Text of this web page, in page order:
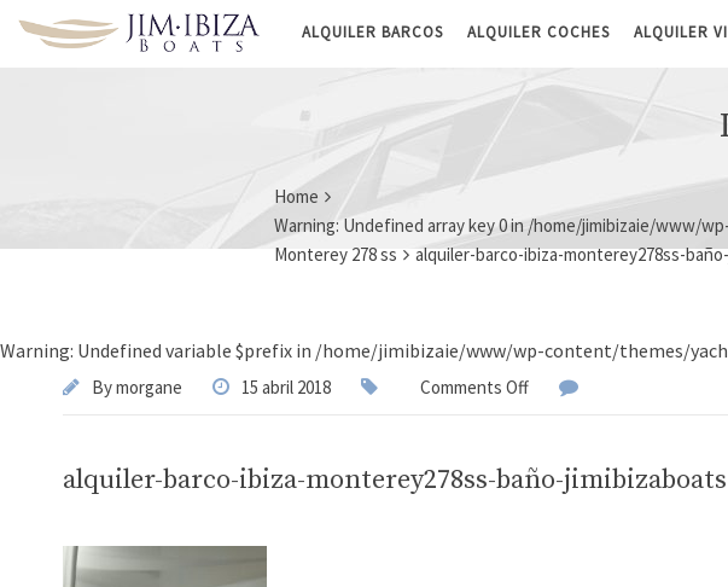
Panel de gestión de cookies
ALQUILER BARCOS ALQUILER COCHES ALQUILER
Home
Warning: Undefined array key 0 in/home/jimibizaie/www/
Monterey 278 ss
alquiler-barco-ibiza-monterey278ss-
Warning: Undefined variable $prefix in /home/jimibizaie/www/wp-content/themes/
Bymorgane 15 abril 2018 Comments Off
alquiler-barco-ibiza-monterey278ss-baño-jimibizaboats